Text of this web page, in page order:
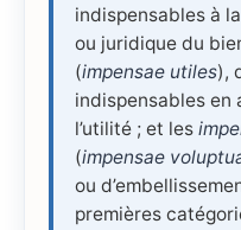
indispensables à
ou juridique du
(impensae utiles),
indispensables en
l’utilité ; et les
(impensae
ou
premières